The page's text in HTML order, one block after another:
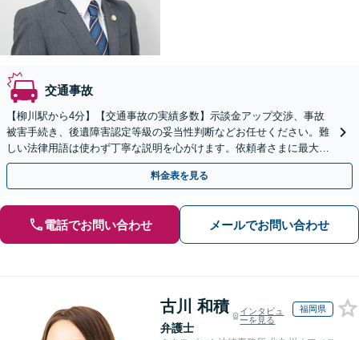
交通事故
【柳川駅から4分】【交通事故の実績多数】示談金アップ交渉、事故
被害手続き、後遺障害認定等級の妥当性判断などお任せください。難
しい法律用語は使わず丁寧な説明を心がけます。依頼者さまに最大限
ご納得いただける解決策を提案します。【子連れ相談可】
料金表を見る
電話でお問い合わせ メールでお問い合わせ
古川 和積
弁護士
インタビュ
ーを見る
福岡県